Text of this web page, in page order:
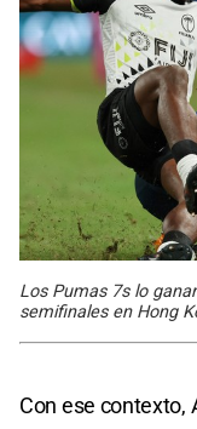
Los Pumas 7s lo
semifinales en Hong
Con ese contexto,